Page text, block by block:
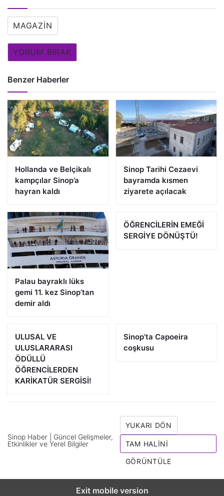
MAGAZIN
YORUM BIRAK
Benzer Haberler
Hollanda ve Belçikalı
kampçılar Sinop’a
hayran kaldı
Sinop Tarihi Cezaevi
bayramda kısmen
ziyarete açılacak
Palau bayraklı lüks
gemi 11. kez Sinop’tan
demir aldı
ÖĞRENCİLERİN EMEĞİ
SERGİYE DÖNÜŞTÜ!
ULUSAL VE
ULUSLARARASI
ÖDÜLLÜ
ÖĞRENCİLERDEN
KARİKATÜR SERGİSİ!
Sinop’ta Capoeira
coşkusu
Sinop Haber | Güncel Gelişmeler,
Etkinlikler ve Yerel Bilgiler
YUKARI DÖN
TAM HALINI
GÖRÜNTÜLE
Exit mobile version